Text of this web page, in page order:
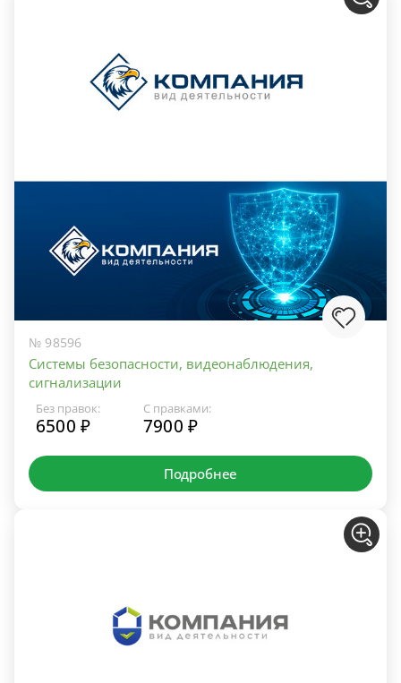
№ 98596
Системы безопасности, видеонаблюдения,
сигнализации
Без правок:
6500 ₽
С правками:
7900 ₽
Подробнее